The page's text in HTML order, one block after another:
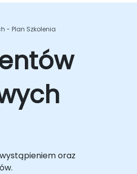
- Plan Szkolenia
oraz